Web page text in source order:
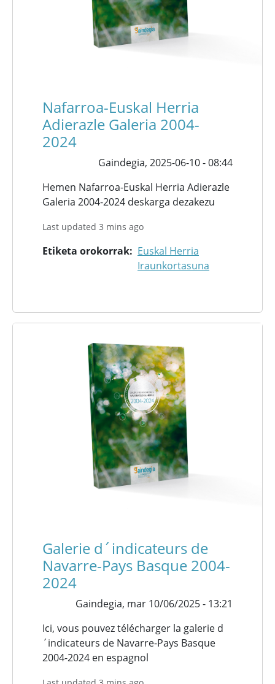
Nafarroa-Euskal Herria
Adierazle Galeria 2004-
2024
Gaindegia, 2025-06-10 - 08:44
Hemen Nafarroa-Euskal Herria Adierazle
Galeria 2004-2024 deskarga dezakezu
Last updated 3 mins ago
Etiketa orokorrak
Euskal Herria
Iraunkortasuna
Galerie d´indicateurs de
Navarre-Pays Basque 2004-
2024
Gaindegia, mar 10/06/2025 - 13:21
Ici, vous pouvez télécharger la galerie d
´indicateurs de Navarre-Pays Basque
2004-2024 en espagnol